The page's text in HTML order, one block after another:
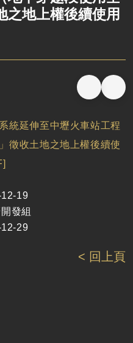
之地上權後續使用
統延伸至中壢火車站工程
徵收土地之地上權後續使
12-19
發組
12-29
< 回上頁